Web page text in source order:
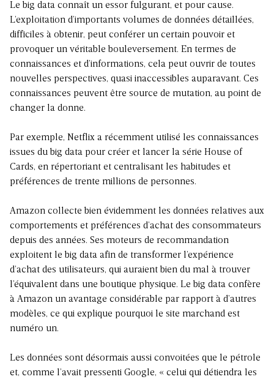
Le big data connaît un essor fulgurant, et pour cause.
L’exploitation d’importants volumes de données détaillées,
difficiles à obtenir, peut conférer un certain pouvoir et
provoquer un véritable bouleversement. En termes de
connaissances et d’informations, cela peut ouvrir de toutes
nouvelles perspectives, quasi inaccessibles auparavant. Ces
connaissances peuvent être source de mutation, au point de
changer la donne.
Par exemple, Netflix a récemment utilisé les connaissances
issues du big data pour créer et lancer la série House of
Cards, en répertoriant et centralisant les habitudes et
préférences de trente millions de personnes.
Amazon collecte bien évidemment les données relatives aux
comportements et préférences d’achat des consommateurs
depuis des années. Ses moteurs de recommandation
exploitent le big data afin de transformer l’expérience
d’achat des utilisateurs, qui auraient bien du mal à trouver
l’équivalent dans une boutique physique. Le big data confère
à Amazon un avantage considérable par rapport à d’autres
modèles, ce qui explique pourquoi le site marchand est
numéro un.
Les données sont désormais aussi convoitées que le pétrole
et, comme l’avait pressenti Google, « celui qui détiendra les